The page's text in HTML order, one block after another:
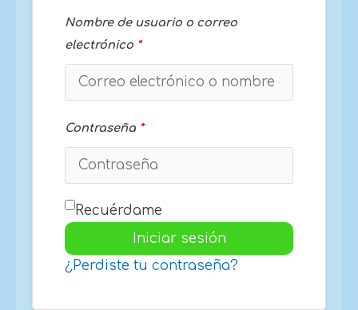
Nombre de usuario o correo
electrónico *
Contraseña *
Recuérdame
Iniciar sesión
¿Perdiste tu contraseña?